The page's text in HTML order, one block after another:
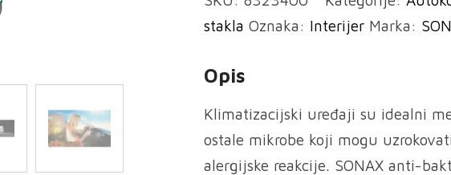
antibakterijski
miris
Green
Lemon
količina
stakla Oznaka: Interijer Marka:
Opis
Klimatizacijski uređaji su idealni
ostale mikrobe koji mogu
alergijske reakcije. SONAX anti-